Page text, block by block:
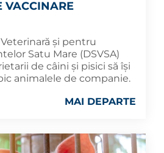
VACCINARE
și pentru
Satu Mare (DSVSA)
de câini și pisici să își
animalele de companie.
MAI DEPARTE